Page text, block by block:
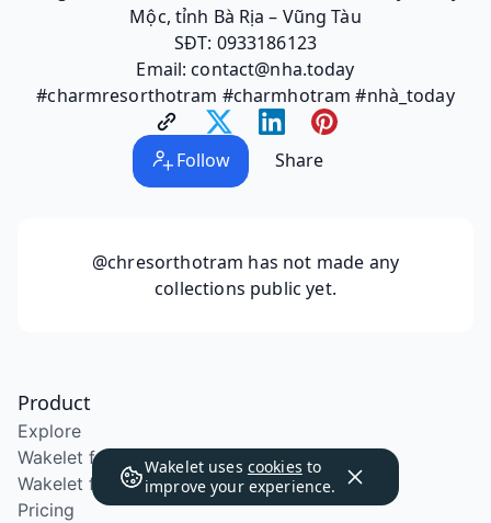
Mộc, tỉnh Bà Rịa – Vũng Tàu
SĐT: 0933186123
Email: contact@nha.today
#charmresorthotram #charmhotram #nhà_today
Follow Share
@chresorthotram has not made any
collections public yet.
Wakelet uses cookies to
improve your experience.
Product
Explore
Wakelet for Education
Wakelet for School Districts
Pricing